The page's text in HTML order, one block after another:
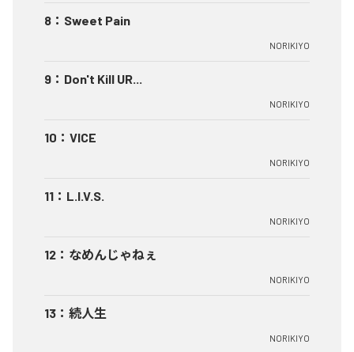
8 ： Sweet Pain
NORIKIYO
9 ： Don't Kill UR...
NORIKIYO
10 ： VICE
NORIKIYO
11 ： L.I.V.S.
NORIKIYO
12 ： なめんじゃねぇ
NORIKIYO
13 ： 続人生
NORIKIYO